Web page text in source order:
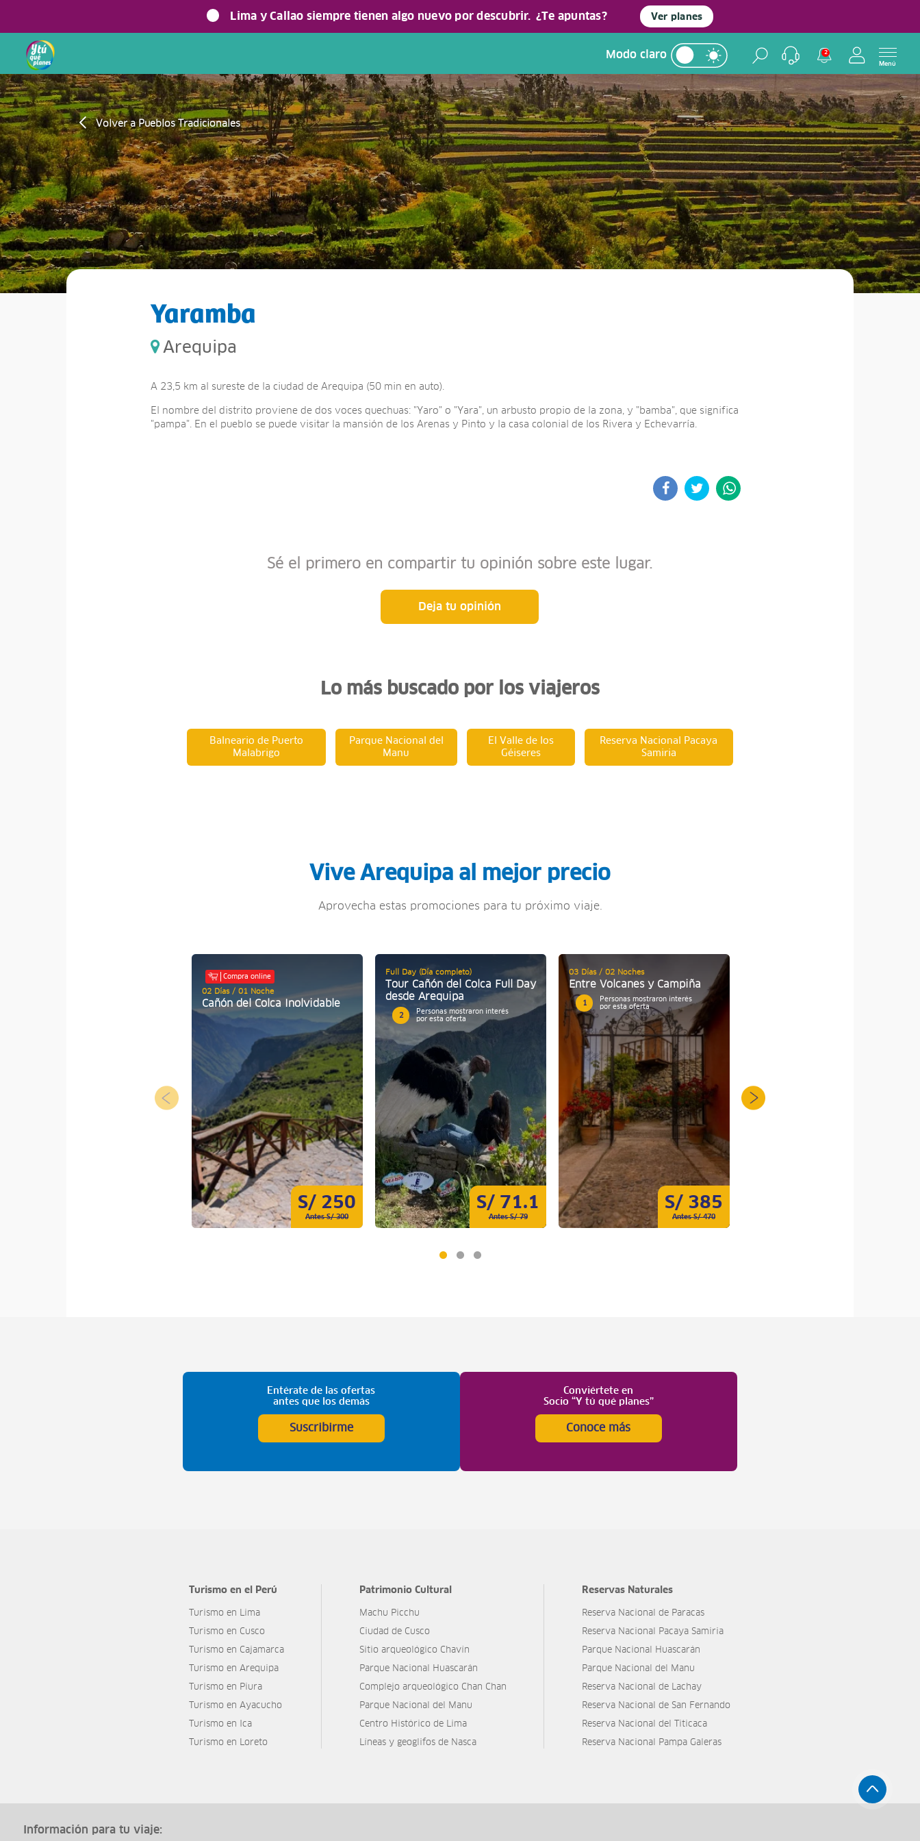
Lima y Callao siempre tienen algo nuevo por descubrir. ¿Te apuntas? Ver planes
Modo claro 2
Menú
Volver a Pueblos Tradicionales
Yaramba
Arequipa
A 23,5 km al sureste de la ciudad de Arequipa (50 min en auto).
El nombre del distrito proviene de dos voces quechuas: "Yaro" o "Yara", un arbusto propio de la zona, y "bamba", que significa
"pampa". En el pueblo se puede visitar la mansión de los Arenas y Pinto y la casa colonial de los Rivera y Echevarría.
Sé el primero en compartir tu opinión sobre este lugar.
Deja tu opinión
Lo más buscado por los viajeros
Balneario de Puerto
Malabrigo
Parque Nacional del
Manu
El Valle de los
Géiseres
Reserva Nacional Pacaya
Samiria
Vive Arequipa al mejor precio
Aprovecha estas promociones para tu próximo viaje.
S/ 250
Antes S/ 300
Compra online
02 Días / 01 Noche
Cañón del Colca Inolvidable
S/ 71.1
Antes S/ 79
Full Day (Día completo)
Tour Cañón del Colca Full Day
desde Arequipa
2
Personas mostraron interés
por esta oferta
S/ 385
Antes S/ 470
03 Días / 02 Noches
Entre Volcanes y Campiña
1
Personas mostraron interés
por esta oferta
Entérate de las ofertas
antes que los demás
Suscribirme
Conviértete en
Socio “Y tú qué planes”
Conoce más
Turismo en el Perú
Turismo en Lima
Turismo en Cusco
Turismo en Cajamarca
Turismo en Arequipa
Turismo en Piura
Turismo en Ayacucho
Turismo en Ica
Turismo en Loreto
Patrimonio Cultural
Machu Picchu
Ciudad de Cusco
Sitio arqueológico Chavín
Parque Nacional Huascarán
Complejo arqueológico Chan Chan
Parque Nacional del Manu
Centro Histórico de Lima
Líneas y geoglifos de Nasca
Reservas Naturales
Reserva Nacional de Paracas
Reserva Nacional Pacaya Samiria
Parque Nacional Huascarán
Parque Nacional del Manu
Reserva Nacional de Lachay
Reserva Nacional de San Fernando
Reserva Nacional del Titicaca
Reserva Nacional Pampa Galeras
Información para tu viaje: